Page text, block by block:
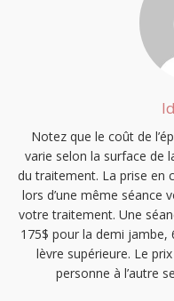
Notez que le coût de
varie selon la surface de
du traitement. La prise en
lors d’une même séance
votre traitement. Une
175$ pour la demi jambe,
lèvre supérieure. Le
personne à l’autre